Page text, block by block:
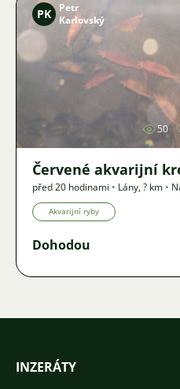
PK
Petr
Karlovský
50
Červené akvarijní
před 20 hodinami • Lány,? km •
Akvarijní ryby
Dohodou
INZERÁTY